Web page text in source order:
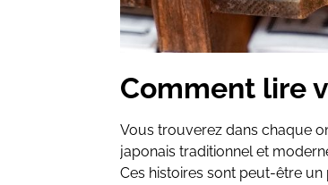
Comment lire
Vous trouverez dans chaque
japonais traditionnel et
Ces histoires sont peut-être